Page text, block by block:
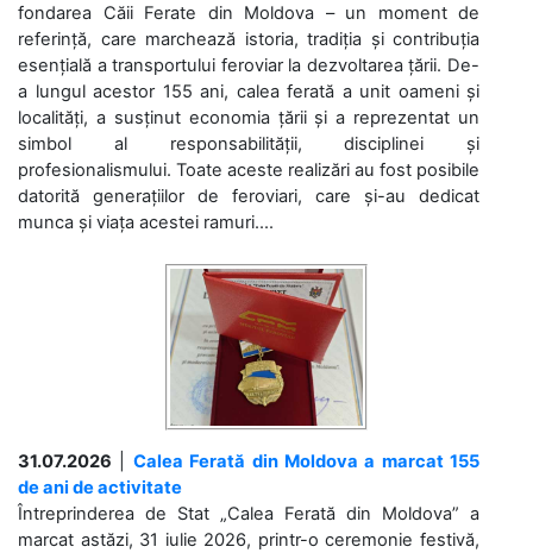
fondarea Căii Ferate din Moldova – un moment de
referință, care marchează istoria, tradiția și contribuția
esențială a transportului feroviar la dezvoltarea țării. De-
a lungul acestor 155 ani, calea ferată a unit oameni și
localități, a susținut economia țării și a reprezentat un
simbol al responsabilității, disciplinei și
profesionalismului. Toate aceste realizări au fost posibile
datorită generațiilor de feroviari, care și-au dedicat
munca și viața acestei ramuri....
31.07.2026
Calea Ferată din Moldova a marcat 155
de ani de activitate
Întreprinderea de Stat „Calea Ferată din Moldova” a
marcat astăzi, 31 iulie 2026, printr-o ceremonie festivă,